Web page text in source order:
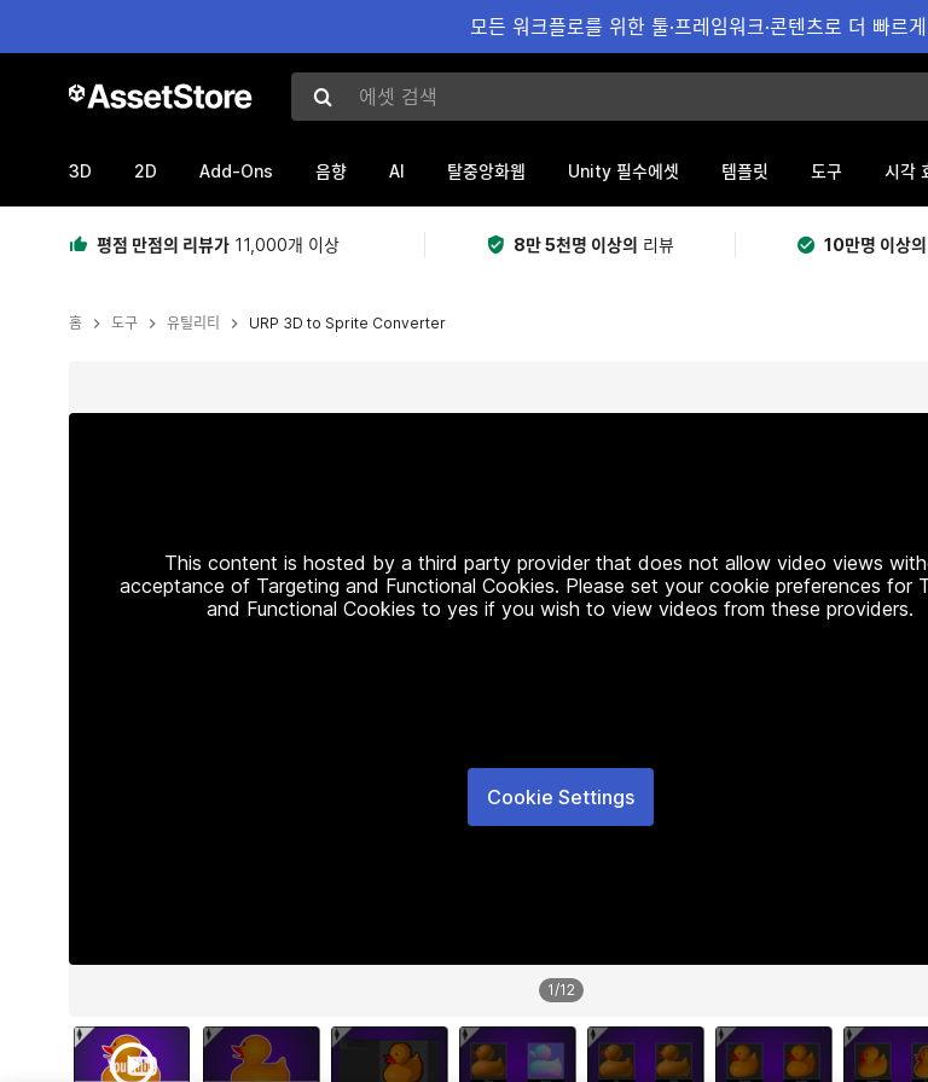
모든 워크플로를 위한 툴·프레임워크·콘텐츠로 더 빠
에셋 검색
3D 2D Add-Ons 음향 AI 탈중앙화웹 Unity 필수에셋 템플릿 도구 시각
평점 만점의 리뷰가 11,000개 이상 8만 5천명 이상의 리뷰 10만명 이상
홈 도구 유틸리티 URP 3D to Sprite Converter
This content is hosted by a third party provider that does not allow video views
acceptance of Targeting and Functional Cookies. Please set your cookie preferences for
and Functional Cookies to yes if you wish to view videos from these providers.
Cookie Settings
1/12